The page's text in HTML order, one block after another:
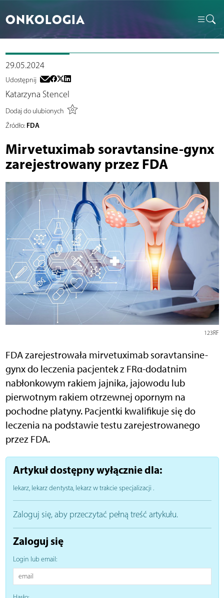
ONKOLOGIA
29.05.2024
Udostępnij
Katarzyna Stencel
Dodaj do ulubionych
Źródło: FDA
Mirvetuximab soravtansine-gynx
zarejestrowany przez FDA
123RF
FDA zarejestrowała mirvetuximab soravtansine-
gynx do leczenia pacjentek z FRα-dodatnim
nabłonkowym rakiem jajnika, jajowodu lub
pierwotnym rakiem otrzewnej opornym na
pochodne platyny. Pacjentki kwalifikuje się do
leczenia na podstawie testu zarejestrowanego
przez FDA.
Artykuł dostępny wyłącznie dla:
lekarz, lekarz dentysta, lekarz w trakcie specjalizacji .
Zaloguj się, aby przeczytać pełną treść artykułu.
Zaloguj się
Login lub email: